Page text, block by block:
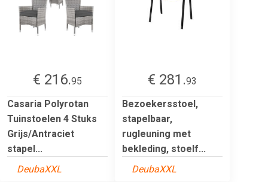
€ 216.95
Casaria Polyrotan
Tuinstoelen 4 Stuks
Grijs/Antraciet
stapel...
DeubaXXL
€ 281.93
Bezoekersstoel,
stapelbaar,
rugleuning met
bekleding, stoelf...
DeubaXXL